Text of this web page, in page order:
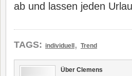
ab und lassen jeden
TAGS: individuell , Trend
Über Clemens